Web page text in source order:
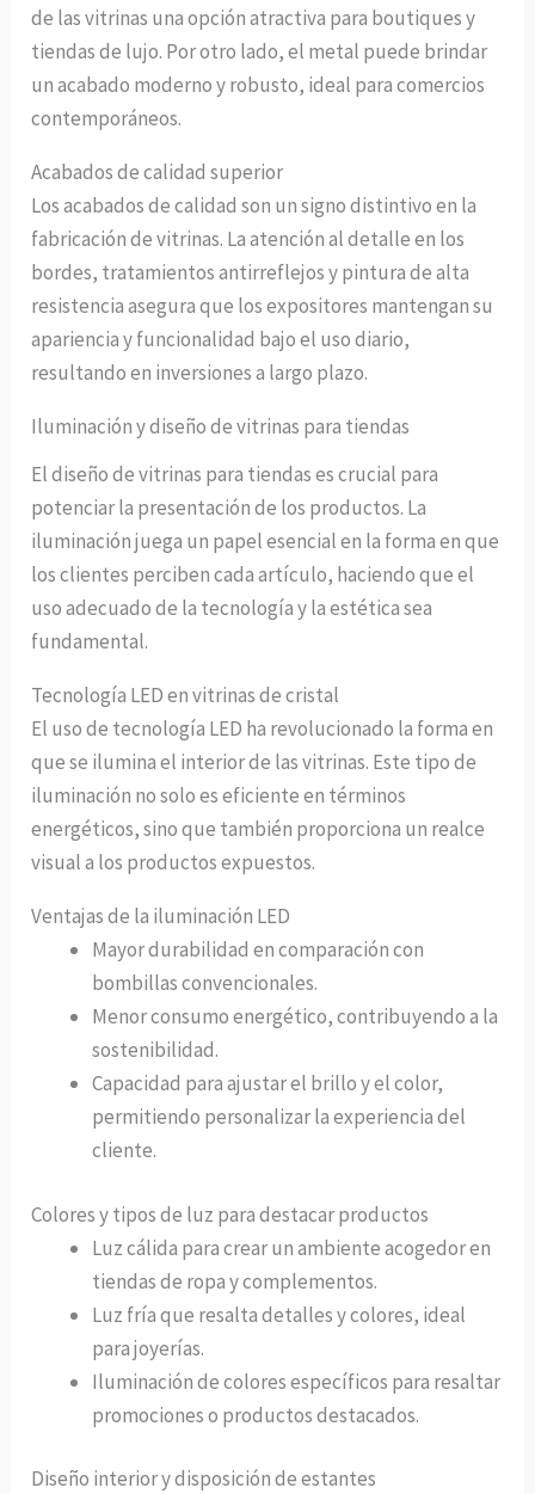
de las vitrinas una opción atractiva para boutiques y
tiendas de lujo. Por otro lado, el metal puede brindar
un acabado moderno y robusto, ideal para comercios
contemporáneos.
Acabados de calidad superior
Los acabados de calidad son un signo distintivo en la
fabricación de vitrinas. La atención al detalle en los
bordes, tratamientos antirreflejos y pintura de alta
resistencia asegura que los expositores mantengan su
apariencia y funcionalidad bajo el uso diario,
resultando en inversiones a largo plazo.
Iluminación y diseño de vitrinas para tiendas
El diseño de vitrinas para tiendas es crucial para
potenciar la presentación de los productos. La
iluminación juega un papel esencial en la forma en que
los clientes perciben cada artículo, haciendo que el
uso adecuado de la tecnología y la estética sea
fundamental.
Tecnología LED en vitrinas de cristal
El uso de tecnología LED ha revolucionado la forma en
que se ilumina el interior de las vitrinas. Este tipo de
iluminación no solo es eficiente en términos
energéticos, sino que también proporciona un realce
visual a los productos expuestos.
Ventajas de la iluminación LED
Mayor durabilidad en comparación con
bombillas convencionales.
Menor consumo energético, contribuyendo a la
sostenibilidad.
Capacidad para ajustar el brillo y el color,
permitiendo personalizar la experiencia del
cliente.
Colores y tipos de luz para destacar productos
Luz cálida para crear un ambiente acogedor en
tiendas de ropa y complementos.
Luz fría que resalta detalles y colores, ideal
para joyerías.
Iluminación de colores específicos para resaltar
promociones o productos destacados.
Diseño interior y disposición de estantes